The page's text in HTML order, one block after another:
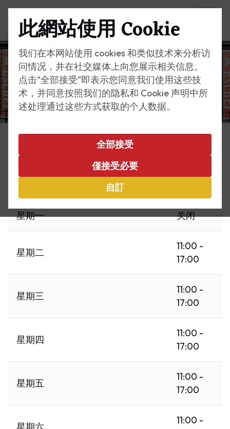
此網站使用 Cookie
我们在本网站使用 cookies 和类似技术来分析访
问情况，并在社交媒体上向您展示相关信息。
点击“全部接受”即表示您同意我们使用这些技
术，并同意按照我们的隐私和 Cookie 声明中所
述处理通过这些方式获取的个人数据。
全部接受
僅接受必要
自訂
访问
营业时间
星期一 关闭
星期二
11:00 -
17:00
星期三
11:00 -
17:00
星期四
11:00 -
17:00
星期五
11:00 -
17:00
11:00 -